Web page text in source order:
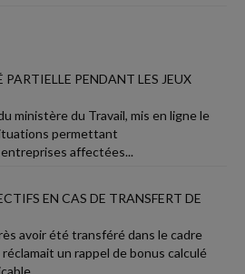
PENDANT LES JEUX
ministère du Travail, mis en ligne le
permettant
affectées...
EN CAS DE TRANSFERT DE
avoir été transféré dans le cadre
un rappel de bonus calculé